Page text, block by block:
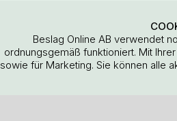
Beslag Online AB verwendet
ordnungsgemäß funktioniert. Mit
sowie für Marketing. Sie können alle